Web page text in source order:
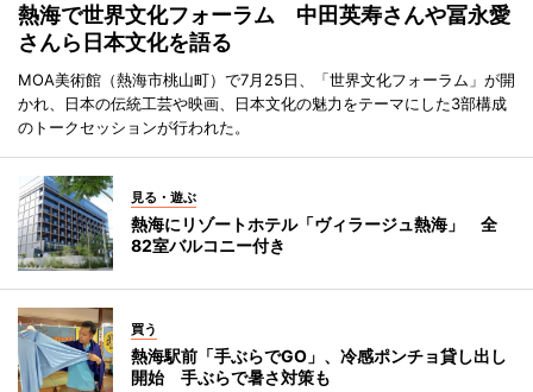
熱海で世界文化フォーラム 中田英寿さんや冨永愛
さんら日本文化を語る
MOA美術館（熱海市桃山町）で7月25日、「世界文化フォーラム」が開
かれ、日本の伝統工芸や映画、日本文化の魅力をテーマにした3部構成
のトークセッションが行われた。
見る・遊ぶ
熱海にリゾートホテル「ヴィラージュ熱海」 全
82室バルコニー付き
買う
熱海駅前「手ぶらでGO」、冷感ポンチョ貸し出し
開始 手ぶらで暑さ対策も